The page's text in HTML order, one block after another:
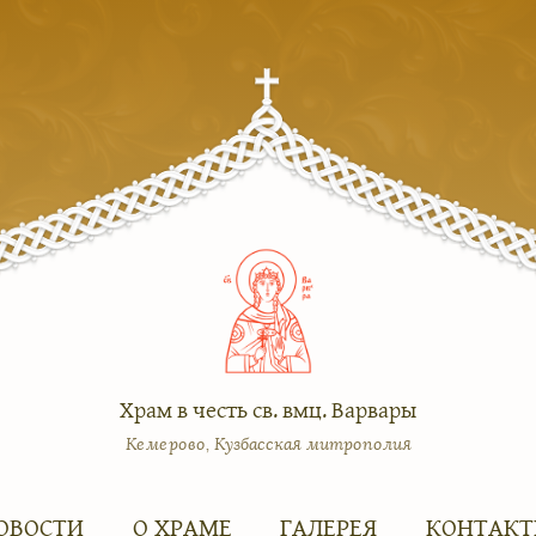
Храм в честь св. вмц. Варвары
Кемерово, Кузбасская митрополия
О ХРАМЕ ГАЛЕРЕЯ